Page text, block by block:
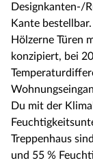
Designkanten-/
Kante bestellbar.
Hölzerne Türen
konzipiert, bei
Du mit der
Treppenhaus
und 55 %